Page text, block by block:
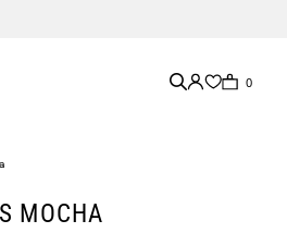
0
MOCHA